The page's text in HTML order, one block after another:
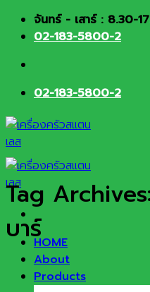
Skip จันทร์ - เสาร์ : 8.30-
02-183-5800-2
02-183-5800-2
HOME
About
Products
Tag Archives:
บาร์